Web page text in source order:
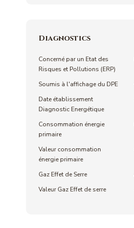
Diagnostics
Concerné par un Etat des
Risques et Pollutions (ERP)
Soumis à l'affichage du DPE
Date établissement
Diagnostic Energétique
Consommation énergie
primaire
Valeur consommation
énergie primaire
Gaz Effet de Serre
Valeur Gaz Effet de serre